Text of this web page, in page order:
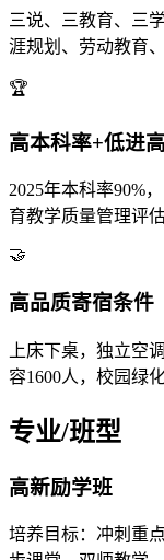
三说、三教育、三
涯规划、劳动教育
🏆
高本科率+低进
2025年本科率90%
育教学质量管理评
🤝
高品质寄宿条件
上床下桌，独立空
容1600人，校园绿
专业/班型
高新励学班
培养目标：冲刺重